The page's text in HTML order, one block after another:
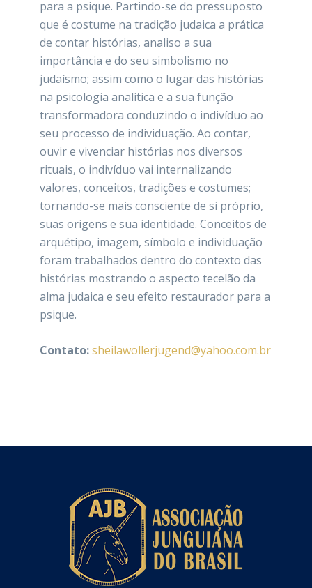
para a psique. Partindo-se do pressuposto
que é costume na tradição judaica a prática
de contar histórias, analiso a sua
importância e do seu simbolismo no
judaísmo; assim como o lugar das histórias
na psicologia analítica e a sua função
transformadora conduzindo o indivíduo ao
seu processo de individuação. Ao contar,
ouvir e vivenciar histórias nos diversos
rituais, o indivíduo vai internalizando
valores, conceitos, tradições e costumes;
tornando-se mais consciente de si próprio,
suas origens e sua identidade. Conceitos de
arquétipo, imagem, símbolo e individuação
foram trabalhados dentro do contexto das
histórias mostrando o aspecto tecelão da
alma judaica e seu efeito restaurador para a
psique.
Contato:sheilawollerjugend@yahoo.com.br